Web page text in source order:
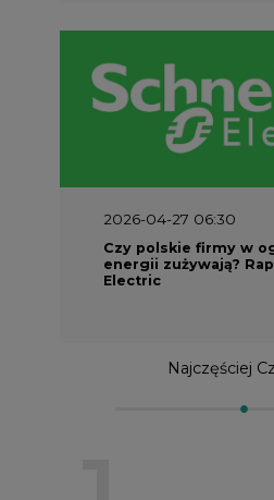
2026-04-27 06:30
Czy polskie firmy w
energii zużywają?
Electric
Najczęściej